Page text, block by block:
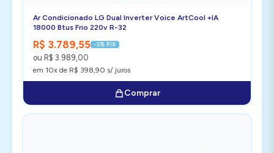
Ar Condicionado LG Dual Inverter Voice ArtCool +IA
18000 Btus Frio 220v R-32
R$ 3.789,55 -5% PIX
ou R$ 3.989,00
em 10x de R$ 398,90 s/ juros
Comprar